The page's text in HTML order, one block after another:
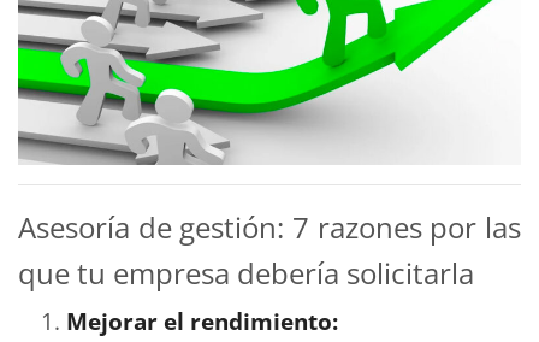
Asesoría de gestión: 7 razones por las
que tu empresa debería solicitarla
Mejorar el rendimiento: